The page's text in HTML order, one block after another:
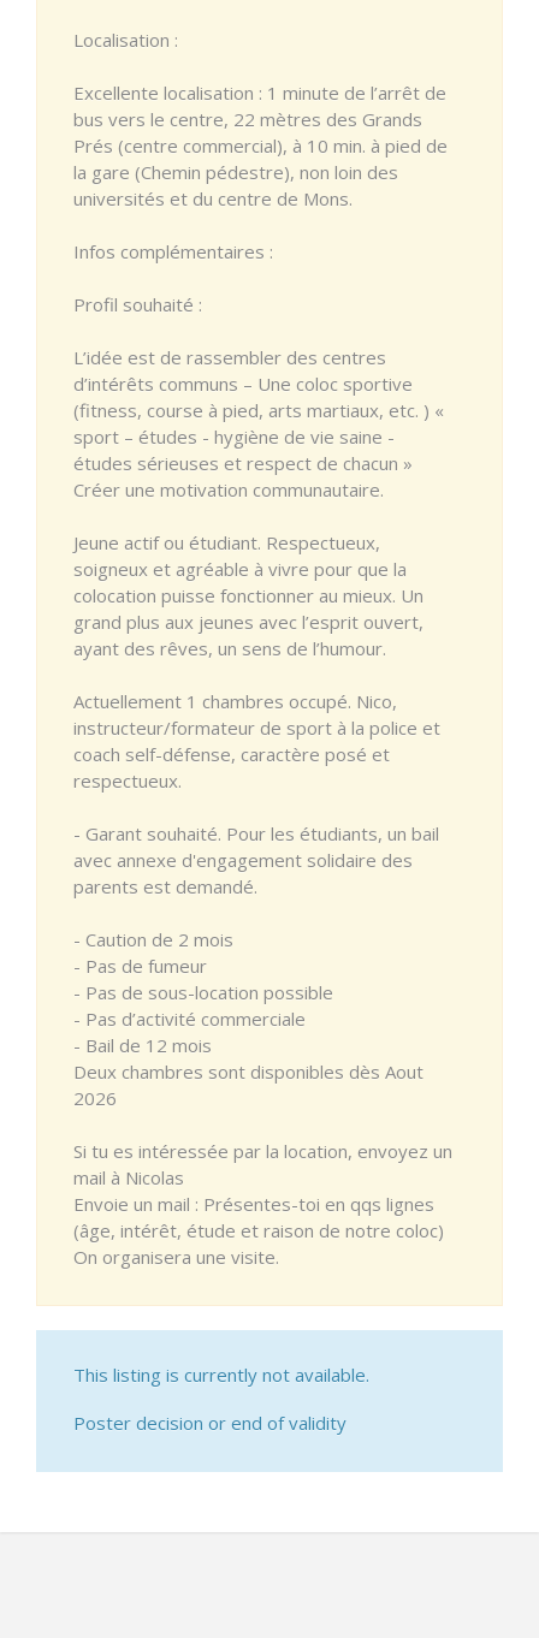
Localisation :
Excellente localisation : 1 minute de l’arrêt de
bus vers le centre, 22 mètres des Grands
Prés (centre commercial), à 10 min. à pied de
la gare (Chemin pédestre), non loin des
universités et du centre de Mons.
Infos complémentaires :
Profil souhaité :
L’idée est de rassembler des centres
d’intérêts communs – Une coloc sportive
(fitness, course à pied, arts martiaux, etc. ) «
sport – études - hygiène de vie saine -
études sérieuses et respect de chacun »
Créer une motivation communautaire.
Jeune actif ou étudiant. Respectueux,
soigneux et agréable à vivre pour que la
colocation puisse fonctionner au mieux. Un
grand plus aux jeunes avec l’esprit ouvert,
ayant des rêves, un sens de l’humour.
Actuellement 1 chambres occupé. Nico,
instructeur/formateur de sport à la police et
coach self-défense, caractère posé et
respectueux.
- Garant souhaité. Pour les étudiants, un bail
avec annexe d'engagement solidaire des
parents est demandé.
- Caution de 2 mois
- Pas de fumeur
- Pas de sous-location possible
- Pas d’activité commerciale
- Bail de 12 mois
Deux chambres sont disponibles dès Aout
2026
Si tu es intéressée par la location, envoyez un
mail à Nicolas
Envoie un mail : Présentes-toi en qqs lignes
(âge, intérêt, étude et raison de notre coloc)
On organisera une visite.
This listing is currently not available.
Poster decision or end of validity